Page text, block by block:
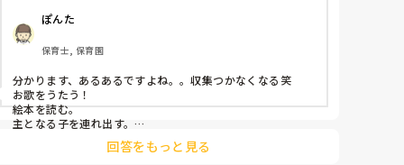
ぽんた
保育士, 保育園
分かります、あるあるですよね。。収集つかなくなる笑
お歌をうたう！
絵本を読む。
主となる子を連れ出す。
回答をもっと見る